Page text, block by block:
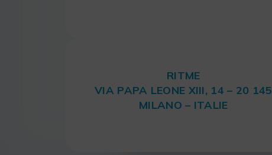
RITME
VIA PAPA LEONE XIII, 14 – 20 145
MILANO – ITALIE